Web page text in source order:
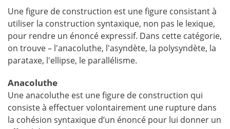
Une figure de construction est une figure consistant à
utiliser la construction syntaxique, non pas le lexique,
pour rendre un énoncé expressif. Dans cette catégorie,
on trouve – l'anacoluthe, l'asyndète, la polysyndète, la
parataxe, l'ellipse, le parallélisme.
Anacoluthe
Une anacoluthe est une figure de construction qui
consiste à effectuer volontairement une rupture dans
la cohésion syntaxique d’un énoncé pour lui donner un